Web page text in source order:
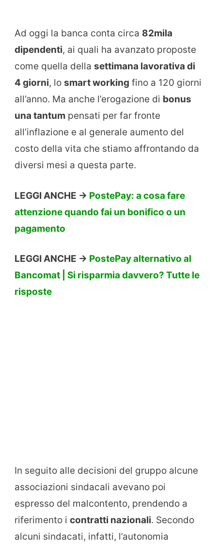
Ad oggi la banca conta circa 82mila
dipendenti, ai quali ha avanzato proposte
come quella della settimana lavorativa di
4 giorni, lo smart working fino a 120 giorni
all’anno. Ma anche l’erogazione di bonus
una tantum pensati per far fronte
all’inflazione e al generale aumento del
costo della vita che stiamo affrontando da
diversi mesi a questa parte.
LEGGI ANCHE -> PostePay: a cosa fare
attenzione quando fai un bonifico o un
pagamento
LEGGI ANCHE -> PostePay alternativo al
Bancomat | Si risparmia davvero? Tutte le
risposte
In seguito alle decisioni del gruppo alcune
associazioni sindacali avevano poi
espresso del malcontento, prendendo a
riferimento i contratti nazionali. Secondo
alcuni sindacati, infatti, l’autonomia